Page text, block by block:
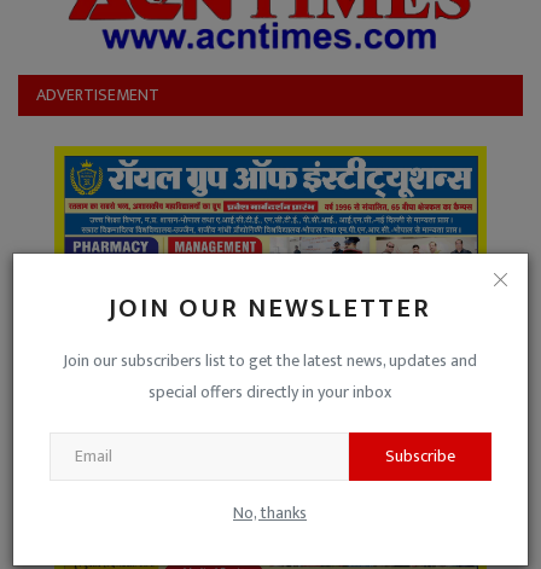
JOIN OUR NEWSLETTER
Join our subscribers list to get the latest news, updates and
special offers directly in your inbox
Subscribe
No, thanks
ADVERTISEMENT